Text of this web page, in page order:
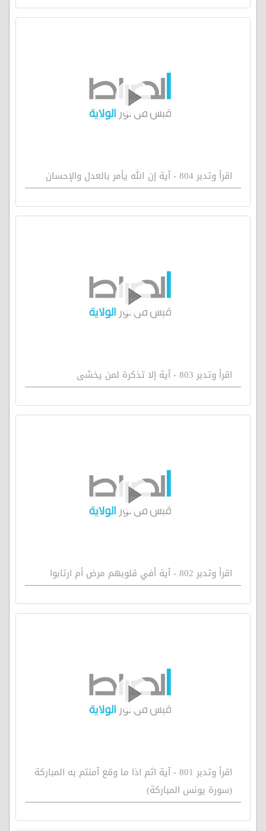
اقرأ وتدبر 804 - آية إن الله يأمر بالعدل والإحسان
اقرأ وتدبر 803 - آية إلا تذكرة لمن يخشى
اقرأ وتدبر 802 - آية أفي قلوبهم مرض أم ارتابوا
اقرأ وتدبر 801 - آية اثم اذا ما وقع آمنتم به المباركة
(سورة يونس المباركة)